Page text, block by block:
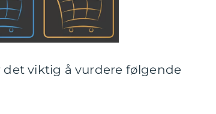
det viktig å vurdere følgende